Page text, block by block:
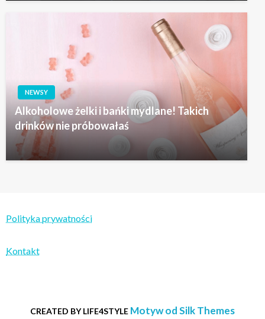
NEWSY
Alkoholowe żelki i bańki mydlane! Takich
drinków nie próbowałaś
Polityka prywatności
Kontakt
CREATED BY LIFE4STYLE Motyw od Silk Themes